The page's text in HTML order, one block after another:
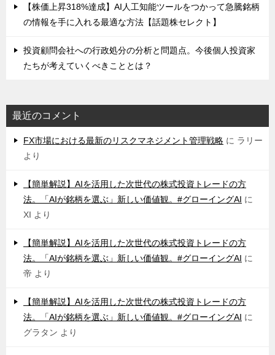
【株価上昇318%達成】AI人工知能ツールをつかって急騰銘柄
の情報を手に入れる最適な方法【話題株セレクト】
投資顧問会社への行政処分の分析と問題点。今後個人投資家
たちが考えていくべきこととは？
最近のコメント
FX市場における最新のリスクマネジメント管理戦略 に ラリー
より
【簡単解説】AIを活用した次世代の株式投資トレードの方
法。「AIが銘柄を選ぶ」新しい価値観。#グローイングAI に
XI より
【簡単解説】AIを活用した次世代の株式投資トレードの方
法。「AIが銘柄を選ぶ」新しい価値観。#グローイングAI に
帝 より
【簡単解説】AIを活用した次世代の株式投資トレードの方
法。「AIが銘柄を選ぶ」新しい価値観。#グローイングAI に
グラタン より